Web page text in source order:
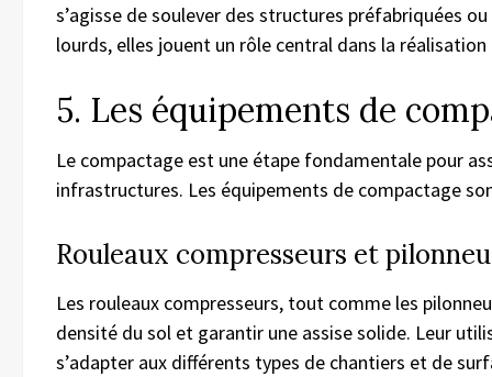
s’agisse de soulever des structures préfabriquées
lourds, elles jouent un rôle central dans la
5. Les équipements de
Le compactage est une étape fondamentale pour
infrastructures. Les équipements de compactage
Rouleaux compresseurs et
Les rouleaux compresseurs, tout comme les
densité du sol et garantir une assise solide. Leur
s’adapter aux différents types de chantiers et de